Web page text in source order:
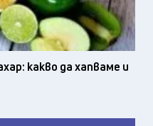
какво да хапваме и